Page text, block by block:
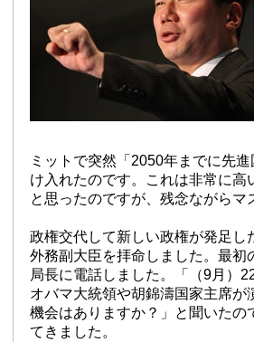
ミットで突然「2050年までに先
け入れたのです。これは非常に
と思ったのですが、残念ながら
政権交代して新しい政権が発足
外務副大臣を拝命しました。最
局長に電話しました。「（9月）
オバマ大統領や胡錦濤国家主席
機会はありますか？」と聞いた
てきました。